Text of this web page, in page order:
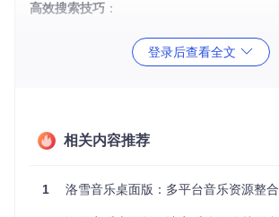
高效搜索技巧 ：
：使用"歌曲名+歌手名"的组合
花瓷 周杰伦"，能大幅提高结果准确率
作
登录后查看全文
相关内容推荐
1 洛雪音乐桌面版：多平台音乐资源整合与个性